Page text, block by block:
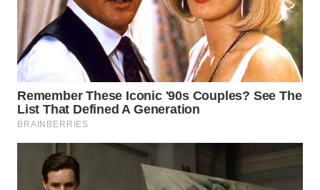
MAWAKA
ID
PLN
WATCH
MKLI